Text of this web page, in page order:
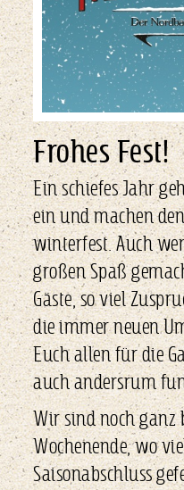
Frohes Fest!
Ein schiefes Jahr
ein und machen
winterfest. Auch
großen Spaß
Gäste, so viel
die immer neuen
Euch allen für die
auch andersrum
Wir sind noch ganz
Wochenende, wo
Saisonabschluss